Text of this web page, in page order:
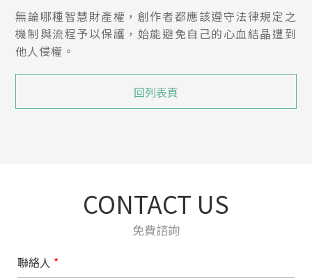
無論哪種智慧財產權，創作者都應該遵守法律規定之
機制與流程予以保護，始能避免自己的心血結晶遭到
他人侵權。
回列表頁
CONTACT US
免費諮詢
聯絡人 *